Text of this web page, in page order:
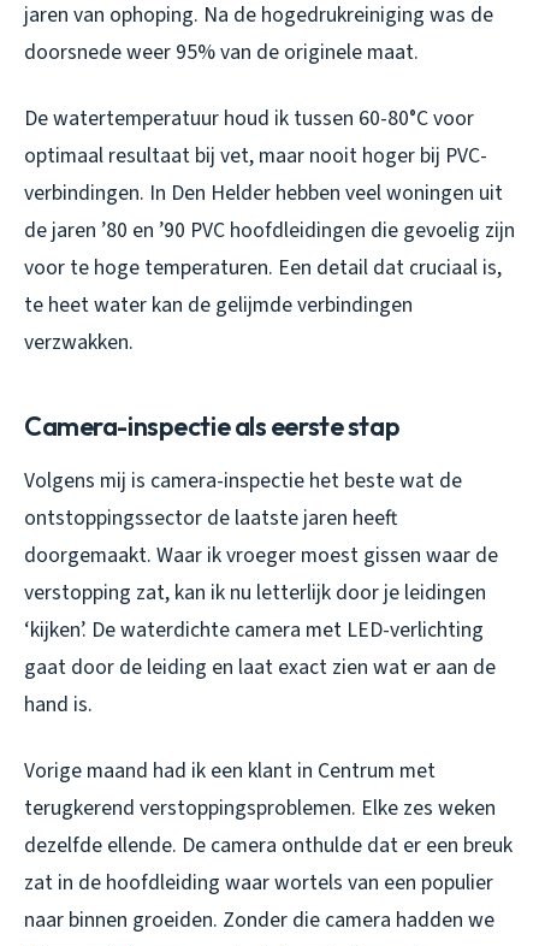
jaren van ophoping. Na de hogedrukreiniging was de
doorsnede weer 95% van de originele maat.
De watertemperatuur houd ik tussen 60-80°C voor
optimaal resultaat bij vet, maar nooit hoger bij PVC-
verbindingen. In Den Helder hebben veel woningen uit
de jaren ’80 en ’90 PVC hoofdleidingen die gevoelig zijn
voor te hoge temperaturen. Een detail dat cruciaal is,
te heet water kan de gelijmde verbindingen
verzwakken.
Camera-inspectie als eerste stap
Volgens mij is camera-inspectie het beste wat de
ontstoppingssector de laatste jaren heeft
doorgemaakt. Waar ik vroeger moest gissen waar de
verstopping zat, kan ik nu letterlijk door je leidingen
‘kijken’. De waterdichte camera met LED-verlichting
gaat door de leiding en laat exact zien wat er aan de
hand is.
Vorige maand had ik een klant in Centrum met
terugkerend verstoppingsproblemen. Elke zes weken
dezelfde ellende. De camera onthulde dat er een breuk
zat in de hoofdleiding waar wortels van een populier
naar binnen groeiden. Zonder die camera hadden we